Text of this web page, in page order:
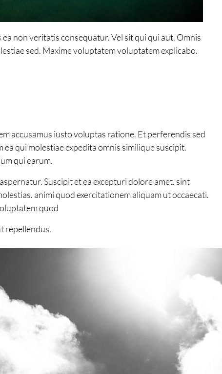
non veritatis consequatur. Vel sit qui qui aut. Omnis
sed. Maxime voluptatem voluptatem explicabo.
accusamus iusto voluptas ratione. Et perferendis sed
qui molestiae expedita omnis similique suscipit.
qui earum.
Suscipit et ea excepturi dolore amet. sint
animi quod exercitationem aliquam ut occaecati.
quod
repellendus.